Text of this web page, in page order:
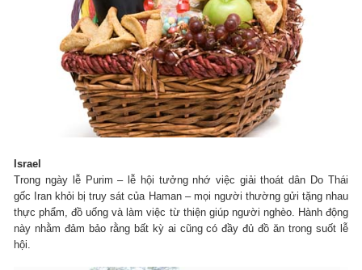
Israel
Trong ngày lễ Purim – lễ hội tưởng nhớ việc giải thoát dân Do Thái
gốc Iran khỏi bị truy sát của Haman – mọi người thường gửi tặng nhau
thực phẩm, đồ uống và làm việc từ thiện giúp người nghèo. Hành động
này nhằm đảm bảo rằng bất kỳ ai cũng có đầy đủ đồ ăn trong suốt lễ
hội.